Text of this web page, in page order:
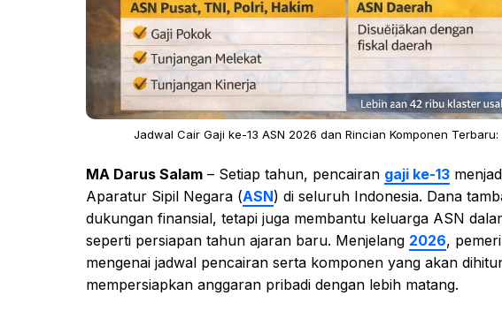
Jadwal Cair Gaji ke-13 ASN 2026 dan Rincian Komponen
MA Darus Salam – Setiap tahun, pencairan gaji ke-13
Aparatur Sipil Negara (ASN) di seluruh Indonesia. Dana
dukungan finansial, tetapi juga membantu keluarga ASN
seperti persiapan tahun ajaran baru. Menjelang 2026,
mengenai jadwal pencairan serta komponen yang akan
mempersiapkan anggaran pribadi dengan lebih matang.